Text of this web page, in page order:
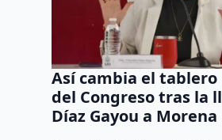
Así cambia el
del Congreso tras la
Díaz Gayou a Morena